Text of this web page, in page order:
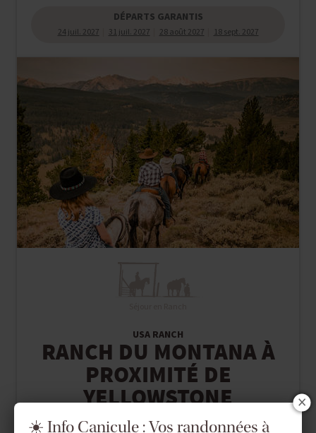
DÉPARTS GARANTIS
24 juil. 2027 31 juil. 2027 28 août 2027 18 sept. 2027
USA RANCH
RANCH DU MONTANA À
PROXIMITÉ DE
YELLOWSTONE
☀️ Info Canicule : Vos randonnées à